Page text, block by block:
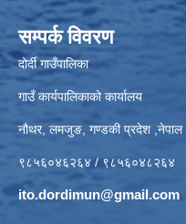
सम्पर्क विवरण
दोर्दी गाउँपालिका
गाउँ कार्यपालिकाको कार्यालय
नौथर, लमजुङ, गण्डकी प्रदेश ,नेपाल
९८५६०४६२६४ / ९८५६०४८२६४
ito.dordimun@gmail.com,